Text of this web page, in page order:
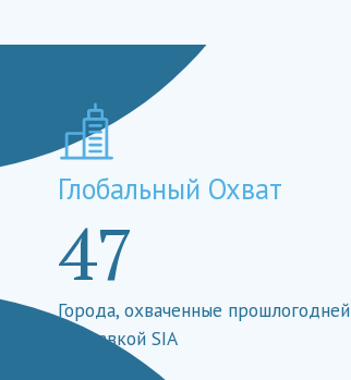
Глобальный Охват
47
Города, охваченные прошлогодней
выставкой SIA